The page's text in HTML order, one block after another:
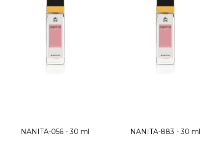
NANITA-056 - 30 ml NANITA-883 - 30 ml